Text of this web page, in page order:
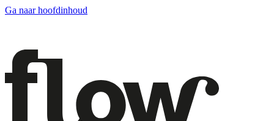
Ga naar hoofdinhoud